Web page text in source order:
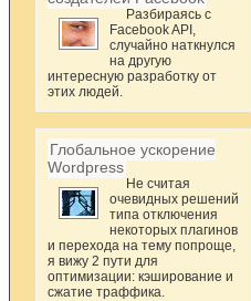
Разбираясь с
Facebook API,
случайно наткнулся
на другую
интересную разработку от
этих людей.
Глобальное ускорение
Wordpress
Не считая
очевидных решений
типа отключения
некоторых плагинов
и перехода на тему попроще,
я вижу 2 пути для
оптимизации: кэширование и
сжатие траффика.